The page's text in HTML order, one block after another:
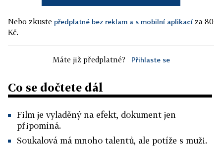
Nebo zkuste předplatné bez reklam a s mobilní aplikací za 80
Kč.
Máte již předplatné? Přihlaste se
Co se dočtete dál
Film je vyladěný na efekt, dokument jen
připomíná.
Soukalová má mnoho talentů, ale potíže s muži.